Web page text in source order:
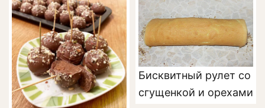
Бисквитный рулет со
сгущенкой и орехами